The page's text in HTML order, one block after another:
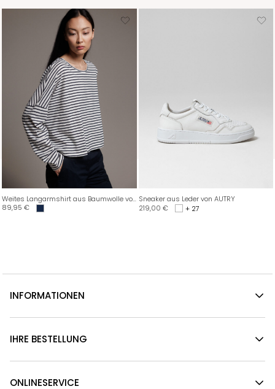
Weites Langarmshirt aus Baumwolle von DANIELS
89,95 €
Sneaker aus Leder von AUTRY
219,00 € + 27
INFORMATIONEN
IHRE BESTELLUNG
ONLINESERVICE